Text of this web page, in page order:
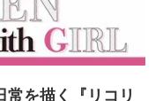
を描く『リコリ